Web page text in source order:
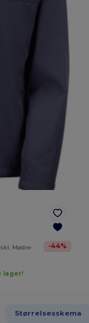
Mødre -44%
lager!
Størrelsesskema